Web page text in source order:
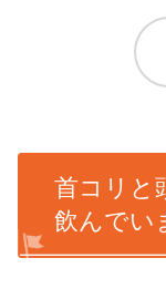
首コリと
飲んでい